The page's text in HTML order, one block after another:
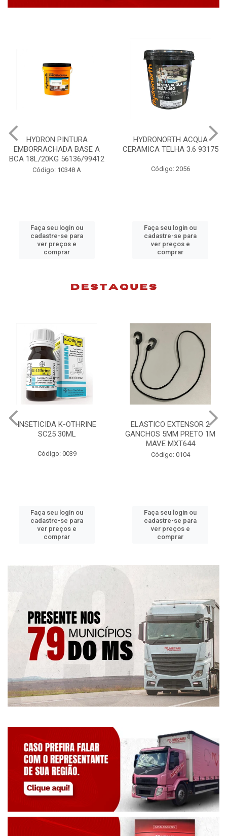
HYDRONORTH ACQUA
CERAMICA TELHA 3.6 93175
Código: 2056
Faça seu login ou
cadastre-se para
ver preços e
comprar
HYDRONORTH GRANFFINO
PEDRAS MARROCOS 20KG
Código: 10383 B
Faça seu login ou
cadastre-se para
ver preços e
comprar
INSETICIDA K-OTHRINE
SC25 30ML
Código: 0039
Faça seu login ou
cadastre-se para
ver preços e
comprar
ELASTICO EXTENSOR 2
GANCHOS 5MM PRETO 1M
MAVE MXT644
Código: 0104
Faça seu login ou
cadastre-se para
ver preços e
comprar